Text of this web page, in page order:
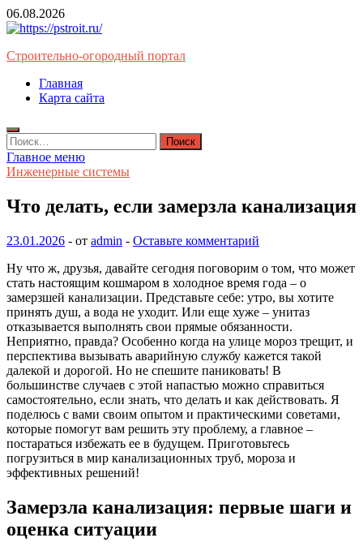
Перейти
к
06.08.2026
Строительно-огородный портал
Главная
Карта сайта
Найти:
Главное меню
Инженерные системы
Что делать, если замерзла канализация
23.01.2026 - от admin - Оставьте комментарий
Ну что ж, друзья, давайте сегодня поговорим о том, что может
стать настоящим кошмаром в холодное время года – о
замерзшей канализации. Представьте себе: утро, вы хотите
принять душ, а вода не уходит. Или еще хуже – унитаз
отказывается выполнять свои прямые обязанности.
Неприятно, правда? Особенно когда на улице мороз трещит, и
перспектива вызывать аварийную службу кажется такой
далекой и дорогой. Но не спешите паниковать! В
большинстве случаев с этой напастью можно справиться
самостоятельно, если знать, что делать и как действовать. Я
поделюсь с вами своим опытом и практическими советами,
которые помогут вам решить эту проблему, а главное –
постараться избежать ее в будущем. Приготовьтесь
погрузиться в мир канализационных труб, мороза и
эффективных решений!
Замерзла канализация: первые шаги и
оценка ситуации